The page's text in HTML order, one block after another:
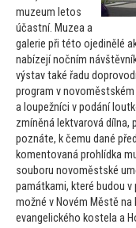
muzeum letos
účastní. Muzea a
galerie při této ojedinělé
nabízejí nočním
výstav také řadu
program v
a loupežníci v podání
zmíněná lektvarová dílna,
poznáte, k čemu dané
komentovaná prohlídka
souboru novoměstské
památkami, které budou
možné v Novém Městě
evangelického kostela a